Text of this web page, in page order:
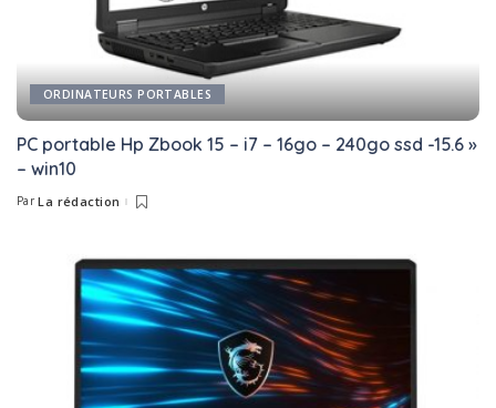
ORDINATEURS PORTABLES
PC portable Hp Zbook 15 – i7 – 16go – 240go ssd -15.6 »
– win10
Posted
Par La rédaction